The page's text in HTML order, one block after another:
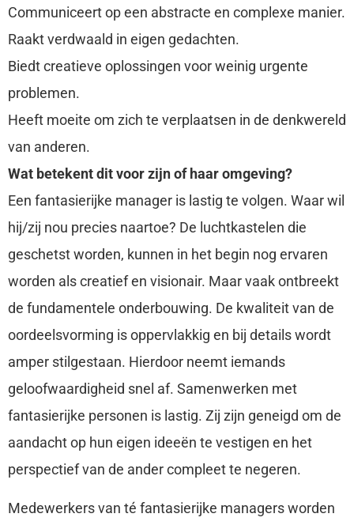
Communiceert op een abstracte en complexe manier.
Raakt verdwaald in eigen gedachten.
Biedt creatieve oplossingen voor weinig urgente
problemen.
Heeft moeite om zich te verplaatsen in de denkwereld
van anderen.
Wat betekent dit voor zijn of haar omgeving?
Een fantasierijke manager is lastig te volgen. Waar wil
hij/zij nou precies naartoe? De luchtkastelen die
geschetst worden, kunnen in het begin nog ervaren
worden als creatief en visionair. Maar vaak ontbreekt
de fundamentele onderbouwing. De kwaliteit van de
oordeelsvorming is oppervlakkig en bij details wordt
amper stilgestaan. Hierdoor neemt iemands
geloofwaardigheid snel af. Samenwerken met
fantasierijke personen is lastig. Zij zijn geneigd om de
aandacht op hun eigen ideeën te vestigen en het
perspectief van de ander compleet te negeren.
Medewerkers van té fantasierijke managers worden